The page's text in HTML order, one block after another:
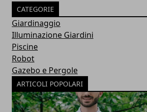
CATEGORIE
Giardinaggio
Illuminazione Giardini
Piscine
Robot
Gazebo e Pergole
ARTICOLI POPOLARI